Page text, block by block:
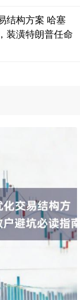
结构方案 哈塞
装潢特朗普任命